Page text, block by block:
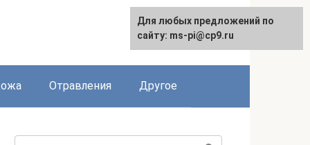
Отравления Другое
Для любых предложений по
сайту: ms-pi@cp9.ru